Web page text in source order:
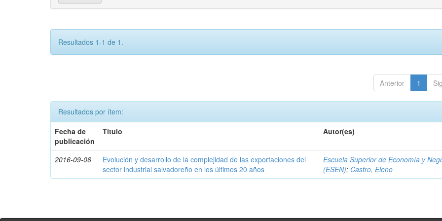
Resultados 1-1 de 1.
Anterior 1
Resultados por ítem:
Fecha de
publicación
Título Autor(es)
2016-09-06
Evolución y desarrollo de la complejidad de las exportaciones del
sector industrial salvadoreño en los últimos 20 años
Escuela Superior de Economía y
(ESEN); Castro, Eleno